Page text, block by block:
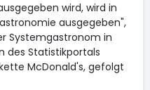
wird, wird in
ausgegeben",
Systemgastronom in
des Statistikportals
McDonald's, gefolgt